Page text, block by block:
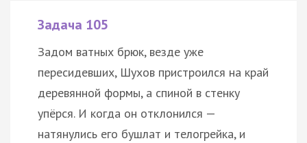
Задача 105
Задом ватных брюк, везде уже
пересидевших, Шухов пристроился на край
деревянной формы, а спиной в стенку
упёрся. И когда он отклонился —
натянулись его бушлат и телогрейка, и